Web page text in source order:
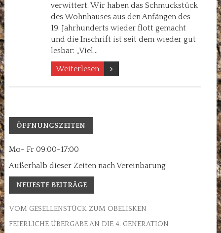
verwittert. Wir haben das Schmuckstück
des Wohnhauses aus den Anfängen des
19. Jahrhunderts wieder flott gemacht
und die Inschrift ist seit dem wieder gut
lesbar: „Viel…
Weiterlesen
ÖFFNUNGSZEITEN
Mo- Fr 09:00-17:00
Außerhalb dieser Zeiten nach Vereinbarung
NEUESTE BEITRÄGE
VOM GESELLENSTÜCK ZUM OBELISKEN
FEIERLICHE ÜBERGABE AN DIE 4. GENERATION